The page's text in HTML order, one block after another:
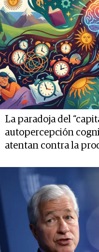
La paradoja del
autopercepción
atentan contra la